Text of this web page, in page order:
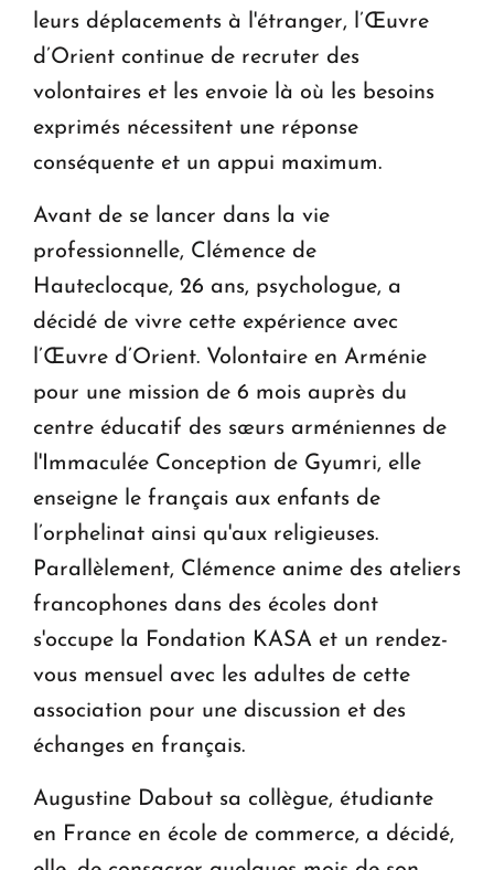
leurs déplacements à l'étranger, l’Œuvre
d’Orient continue de recruter des
volontaires et les envoie là où les besoins
exprimés nécessitent une réponse
conséquente et un appui maximum.
Avant de se lancer dans la vie
professionnelle, Clémence de
Hauteclocque, 26 ans, psychologue, a
décidé de vivre cette expérience avec
l’Œuvre d’Orient. Volontaire en Arménie
pour une mission de 6 mois auprès du
centre éducatif des sœurs arméniennes de
l'Immaculée Conception de Gyumri, elle
enseigne le français aux enfants de
l’orphelinat ainsi qu'aux religieuses.
Parallèlement, Clémence anime des ateliers
francophones dans des écoles dont
s'occupe la Fondation KASA et un rendez-
vous mensuel avec les adultes de cette
association pour une discussion et des
échanges en français.
Augustine Dabout sa collègue, étudiante
en France en école de commerce, a décidé,